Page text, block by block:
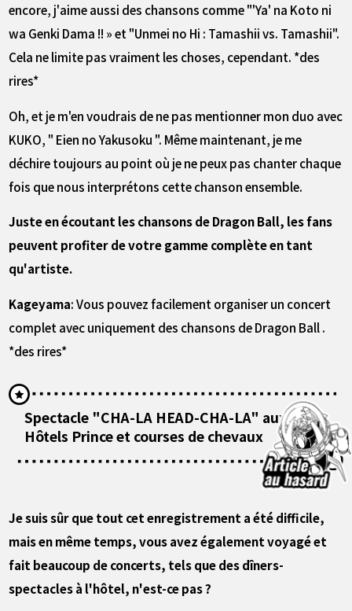
encore, j'aime aussi des chansons comme "'Ya' na Koto ni
wa Genki Dama !! » et "Unmei no Hi : Tamashii vs. Tamashii".
Cela ne limite pas vraiment les choses, cependant. *des
rires*
Oh, et je m'en voudrais de ne pas mentionner mon duo avec
KUKO, " Eien no Yakusoku ". Même maintenant, je me
déchire toujours au point où je ne peux pas chanter chaque
fois que nous interprétons cette chanson ensemble.
――Juste en écoutant les chansons de Dragon Ball, les fans
peuvent profiter de votre gamme complète en tant
qu'artiste.
Kageyama: Vous pouvez facilement organiser un concert
complet avec uniquement des chansons de Dragon Ball .
*des rires*
Spectacle "CHA-LA HEAD-CHA-LA" aux
Hôtels Prince et courses de chevaux
――Je suis sûr que tout cet enregistrement a été difficile,
mais en même temps, vous avez également voyagé et
fait beaucoup de concerts, tels que des dîners-
spectacles à l'hôtel, n'est-ce pas ?